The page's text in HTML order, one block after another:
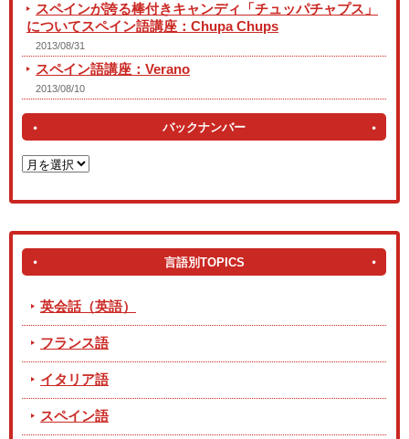
スペインが誇る棒付きキャンディ「チュッパチャプス」
についてスペイン語講座：Chupa Chups
2013/08/31
スペイン語講座：Verano
2013/08/10
バックナンバー
言語別TOPICS
英会話（英語）
フランス語
イタリア語
スペイン語